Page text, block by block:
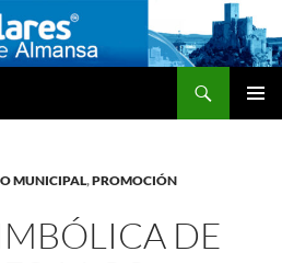
MUNICIPAL,PROMOCIÓN
DE